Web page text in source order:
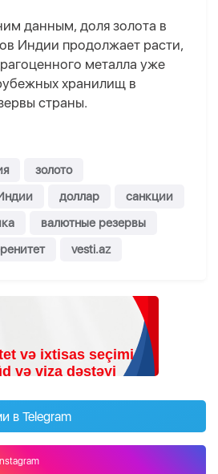
данным, доля золота в
Индии продолжает расти,
металла уже
хранилищ в
страны.
золото
доллар
санкции
валютные резервы
vesti.az
в Telegram